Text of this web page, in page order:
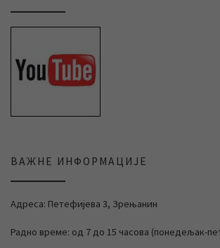
ВАЖНЕ ИНФОРМАЦИЈЕ
Адреса: Петефијева 3, Зрењанин
Радно време: од 7 до 15 часова (понедељак-